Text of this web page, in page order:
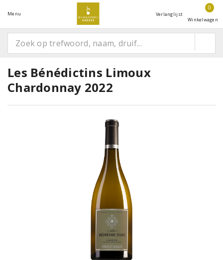
Menu Verlanglijst
0
Winkelwagen
Les Bénédictins Limoux
Chardonnay 2022